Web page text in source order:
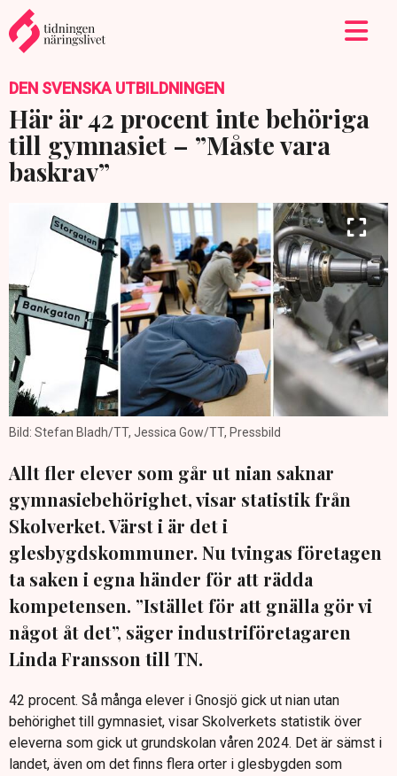
DEN SVENSKA UTBILDNINGEN
Här är 42 procent inte behöriga
till gymnasiet – ”Måste vara
baskrav”
Bild: Stefan Bladh/TT, Jessica Gow/TT, Pressbild
Allt fler elever som går ut nian saknar
gymnasiebehörighet, visar statistik från
Skolverket. Värst i är det i
glesbygdskommuner. Nu tvingas företagen
ta saken i egna händer för att rädda
kompetensen. ”Istället för att gnälla gör vi
något åt det”, säger industriföretagaren
Linda Fransson till TN.
42 procent. Så många elever i Gnosjö gick ut nian utan
behörighet till gymnasiet, visar Skolverkets statistik över
eleverna som gick ut grundskolan våren 2024. Det är sämst i
landet, även om det finns flera orter i glesbygden som